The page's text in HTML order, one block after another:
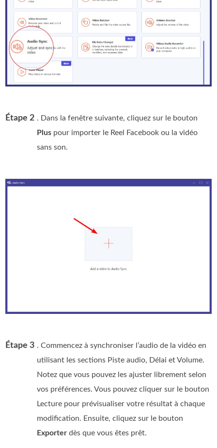
Étape 2 . Dans la fenêtre suivante, cliquez sur le bouton
Plus pour importer le Reel Facebook ou la vidéo
sans son.
Étape 3 . Commencez à synchroniser l’audio de la vidéo en
utilisant les sections Piste audio, Délai et Volume.
Notez que vous pouvez les ajuster librement selon
vos préférences. Vous pouvez cliquer sur le bouton
Lecture pour prévisualiser votre résultat à chaque
modification. Ensuite, cliquez sur le bouton
Exporter dès que vous êtes prêt.